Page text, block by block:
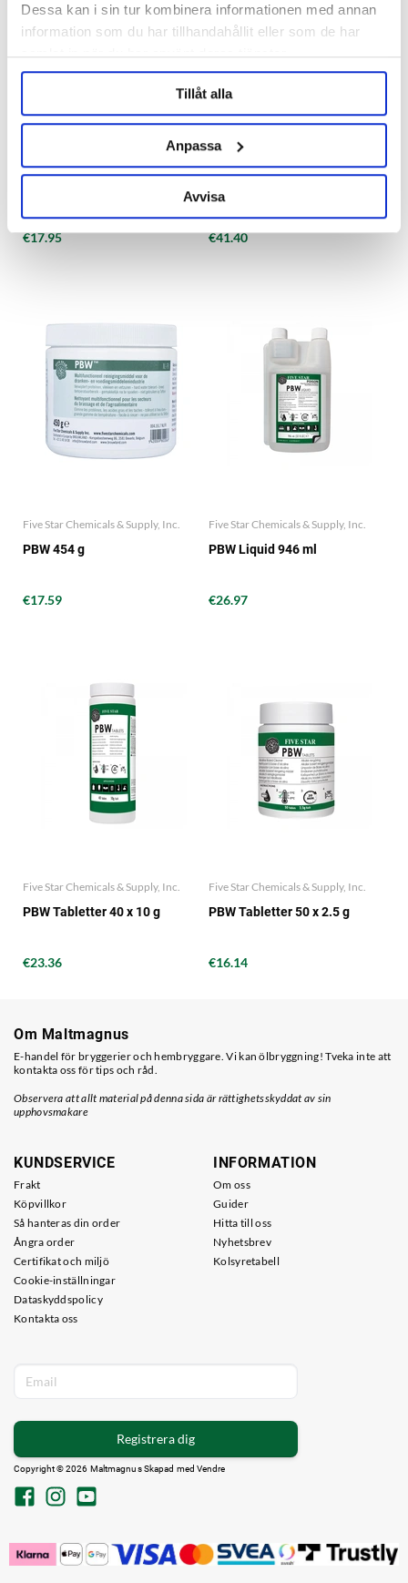
Dessa kan i sin tur kombinera informationen med annan
information som du har tillhandahållit eller som de har
samlat in när du har använt deras tjänster.
Tillåt alla
Anpassa
Avvisa
€17.95 €41.40
Five Star Chemicals & Supply, Inc.
PBW 454 g
€17.59
Five Star Chemicals & Supply, Inc.
PBW Liquid 946 ml
€26.97
Five Star Chemicals & Supply, Inc.
PBW Tabletter 40 x 10 g
€23.36
Five Star Chemicals & Supply, Inc.
PBW Tabletter 50 x 2.5 g
€16.14
Om Maltmagnus
E-handel för bryggerier och hembryggare. Vi kan ölbryggning! Tveka inte att
kontakta oss för tips och råd.
Observera att allt material på denna sida är rättighetsskyddat av sin
upphovsmakare
KUNDSERVICE
Frakt
Köpvillkor
Så hanteras din order
Ångra order
Certifikat och miljö
Cookie-inställningar
Dataskyddspolicy
Kontakta oss
INFORMATION
Om oss
Guider
Hitta till oss
Nyhetsbrev
Kolsyretabell
Registrera dig
Copyright © 2026 Maltmagnus Skapad med Vendre